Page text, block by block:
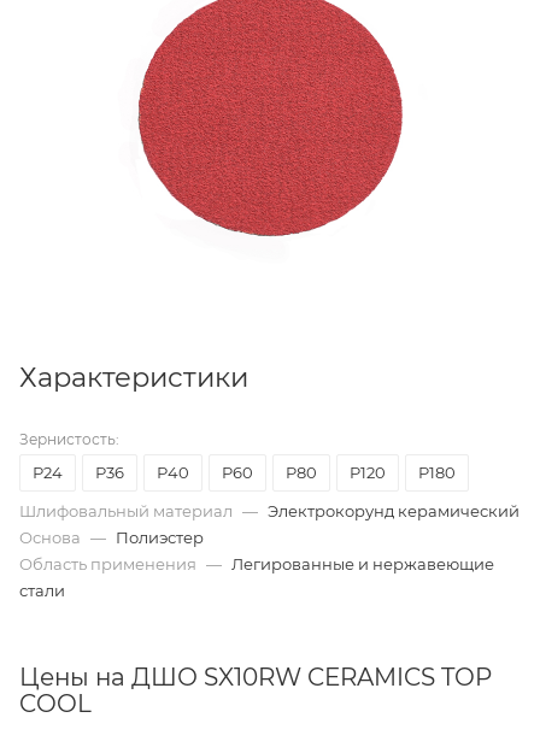
Характеристики
Зернистость:
Р24 Р36 Р40 P60 P80 P120
P180
Шлифовальный материал — Электрокорунд керамический
Основа — Полиэстер
Область применения — Легированные и нержавеющие
стали
Цены на ДШО SX10RW CERAMICS TOP
COOL